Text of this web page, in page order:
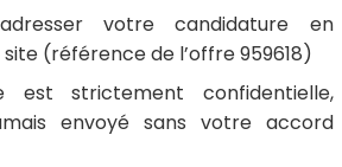
votre candidature en
(référence de l’offre 959618)
est strictement confidentielle,
envoyé sans votre accord